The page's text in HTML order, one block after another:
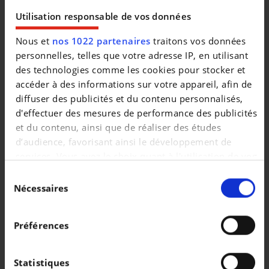
Utilisation responsable de vos données
Nous et nos 1022 partenaires traitons vos données
personnelles, telles que votre adresse IP, en utilisant
des technologies comme les cookies pour stocker et
accéder à des informations sur votre appareil, afin de
diffuser des publicités et du contenu personnalisés,
d'effectuer des mesures de performance des publicités
et du contenu, ainsi que de réaliser des études
d’audience, favorisant ainsi le développement de
services. Vous avez le choix quant à l'utilisation de vos
retirer votre consentement à tout moment en
consultant la Déclaration relative aux cookies ou en
Collecter des informations sur votre localisation
duNécessaires
Préférences
Statistiques
SKODA OCTAVIA SKODA OCTAVIA